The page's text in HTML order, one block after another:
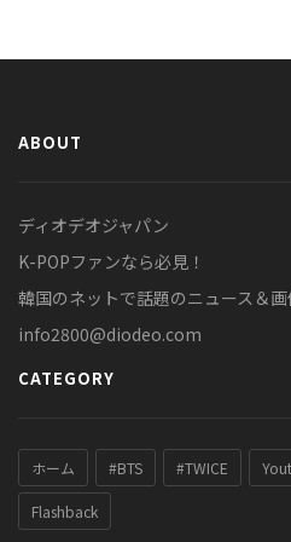
ABOUT
ディオデオジャパン
K-POPファンなら必見！
韓国のネットで話題のニュース＆
info2800@diodeo.com
CATEGORY
ホーム #BTS #TWICE
Flashback